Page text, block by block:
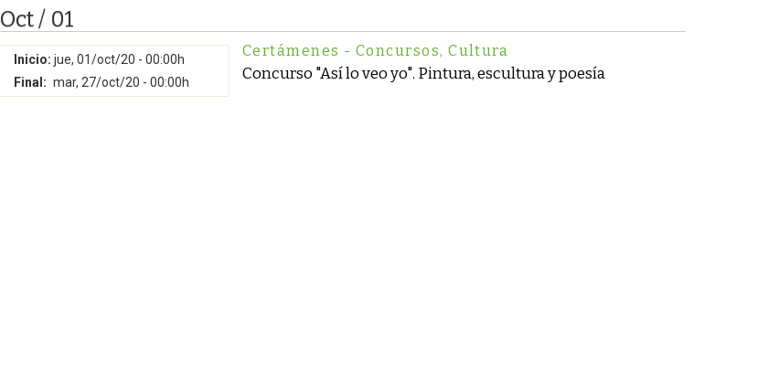
Oct / 01
Inicio: jue, 01/oct/20 - 00:00h
Final: mar, 27/oct/20 - 00:00h
Certámenes - Concursos, Cultura
Concurso "Así lo veo yo". Pintura, escultura y poesía